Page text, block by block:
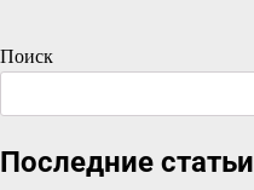
Поиск
Последние статьи